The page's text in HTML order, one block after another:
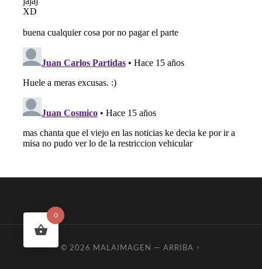
© 2026 MALAIMAGEN —ARRIBA ↑
0